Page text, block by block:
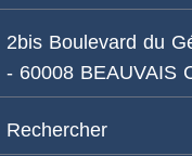
2bis Boulevard du
- 60008 BEAUVAIS
Rechercher